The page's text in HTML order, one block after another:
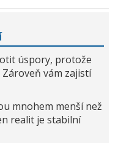
úspory, protože
vám zajistí
mnohem menší než
realit je stabilní